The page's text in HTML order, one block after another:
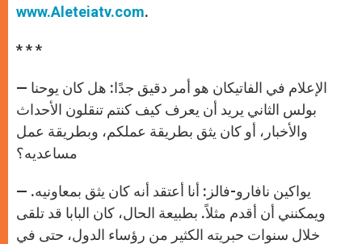
www.Aleteiatv.com.
* * *
— الإعلام في الفاتيكان هو أمر دقيق جدًا: هل كان يوحنا
بولس الثاني يريد أن يعرف كيف كنتم تنقلون الأحداث
والأخبار، أو كان يثق بطريقة عملكم، وبطريقة عمل
مساعديه؟
— يواكين نافارو-فالز: أنا أعتقد أنه كان يثق بمعاونيه.
ويمكنني أن أقدم مثلاً. بطبيعة الحال، كان البابا قد تلقى
خلال سنوات حبريته الكثير من رؤساء الدول، حتى في